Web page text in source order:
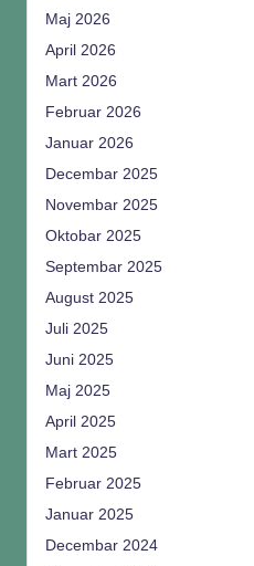
Maj 2026
April 2026
Mart 2026
Februar 2026
Januar 2026
Decembar 2025
Novembar 2025
Oktobar 2025
Septembar 2025
August 2025
Juli 2025
Juni 2025
Maj 2025
April 2025
Mart 2025
Februar 2025
Januar 2025
Decembar 2024